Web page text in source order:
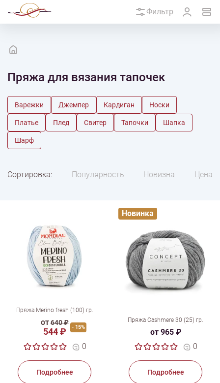
Фильтр
Пряжа для вязания тапочек
Варежки Джемпер Кардиган Носки
Платье Плед Свитер Тапочки Шапка
Шарф
Сортировка: Популярность Новизна Цена
Пряжа Merino fresh (100) гр.
от640 ₽
544 ₽ - 15%
0
Подробнее
Пряжа Cashmere 30 (25) гр.
от 965 ₽
0
Подробнее
Новинка